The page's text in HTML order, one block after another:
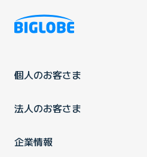
個人のお客さま
法人のお客さま
企業情報